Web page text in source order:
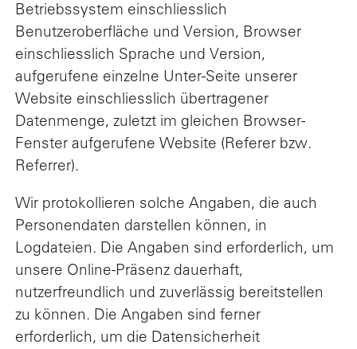
Betriebssystem einschliesslich
Benutzeroberfläche und Version, Browser
einschliesslich Sprache und Version,
aufgerufene einzelne Unter-Seite unserer
Website einschliesslich übertragener
Datenmenge, zuletzt im gleichen Browser-
Fenster aufgerufene Website (Referer bzw.
Referrer).
Wir protokollieren solche Angaben, die auch
Personendaten darstellen können, in
Logdateien. Die Angaben sind erforderlich, um
unsere Online-Präsenz dauerhaft,
nutzerfreundlich und zuverlässig bereitstellen
zu können. Die Angaben sind ferner
erforderlich, um die Datensicherheit